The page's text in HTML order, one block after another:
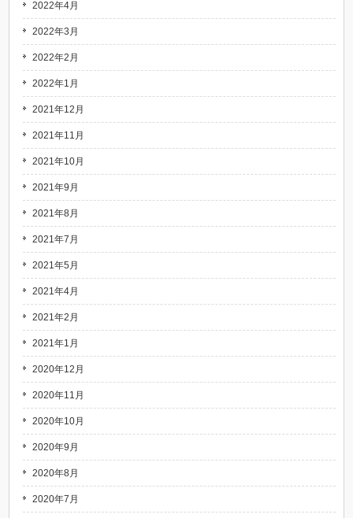
2022年4月
2022年3月
2022年2月
2022年1月
2021年12月
2021年11月
2021年10月
2021年9月
2021年8月
2021年7月
2021年5月
2021年4月
2021年2月
2021年1月
2020年12月
2020年11月
2020年10月
2020年9月
2020年8月
2020年7月